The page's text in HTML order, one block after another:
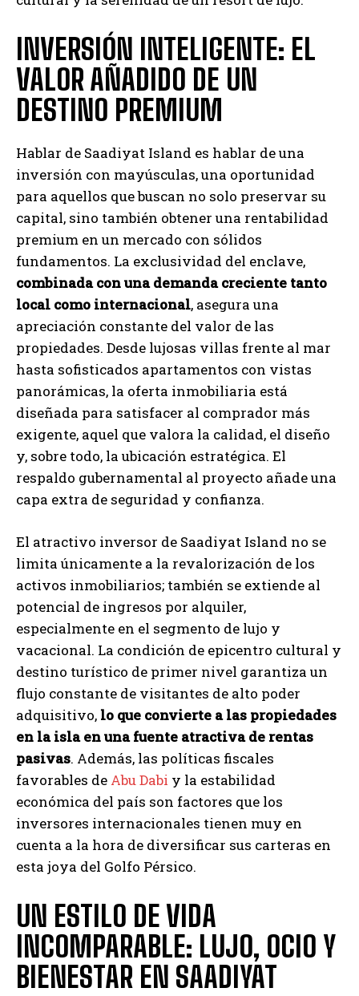
INVERSIÓN INTELIGENTE: EL
VALOR AÑADIDO DE UN
DESTINO PREMIUM
Hablar de Saadiyat Island es hablar de una
inversión con mayúsculas, una oportunidad
para aquellos que buscan no solo preservar su
capital, sino también obtener una rentabilidad
premium en un mercado con sólidos
fundamentos. La exclusividad del enclave,
combinada con una demanda creciente tanto
local como internacional, asegura una
apreciación constante del valor de las
propiedades. Desde lujosas villas frente al mar
hasta sofisticados apartamentos con vistas
panorámicas, la oferta inmobiliaria está
diseñada para satisfacer al comprador más
exigente, aquel que valora la calidad, el diseño
y, sobre todo, la ubicación estratégica. El
respaldo gubernamental al proyecto añade una
capa extra de seguridad y confianza.
El atractivo inversor de Saadiyat Island no se
limita únicamente a la revalorización de los
activos inmobiliarios; también se extiende al
potencial de ingresos por alquiler,
especialmente en el segmento de lujo y
vacacional. La condición de epicentro cultural y
destino turístico de primer nivel garantiza un
flujo constante de visitantes de alto poder
adquisitivo, lo que convierte a las propiedades
en la isla en una fuente atractiva de rentas
pasivas. Además, las políticas fiscales
favorables de Abu Dabi y la estabilidad
económica del país son factores que los
inversores internacionales tienen muy en
cuenta a la hora de diversificar sus carteras en
esta joya del Golfo Pérsico.
UN ESTILO DE VIDA
INCOMPARABLE: LUJO, OCIO Y
BIENESTAR EN SAADIYAT